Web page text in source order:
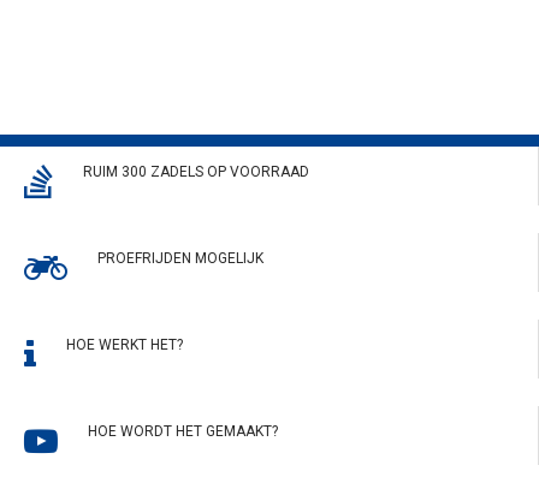
RUIM 300 ZADELS OP VOORRAAD
PROEFRIJDEN MOGELIJK
HOE WERKT HET?
HOE WORDT HET GEMAAKT?